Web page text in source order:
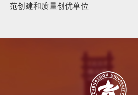
范创建和质量创优单位